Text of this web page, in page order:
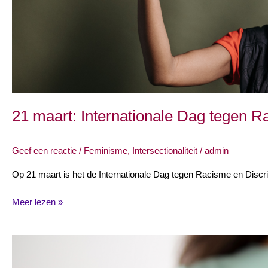
21 maart: Internationale Dag tegen
Geef een reactie / Feminisme, Intersectionaliteit / admin
Op 21 maart is het de Internationale Dag tegen Racisme en
Meer lezen »